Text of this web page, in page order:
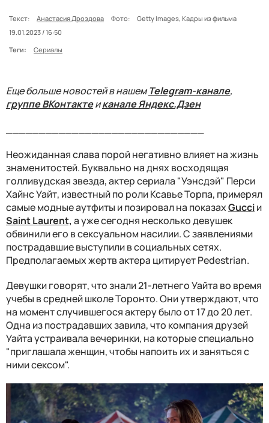
Текст: Анастасия Дроздова Фото:
Getty Images, Кадры из фильма
19.01.2023 / 16:50
Теги:
Сериалы
Еще больше новостей в нашемTelegram-канале,
группе ВКонтактеиканале Яндекс.Дзен
Неожиданная слава порой негативно влияет на жизнь
знаменитостей. Буквально на днях восходящая
голливудская звезда, актер сериала "Уэнсдэй" Перси
Хайнс Уайт, известный по роли Ксавье Торпа, примерял
самые модные аутфиты и позировал на показахGucciи
Saint Laurent, а уже сегодня несколько девушек
обвинили его в сексуальном насилии. С заявлениями
пострадавшие выступили в социальных сетях.
Предполагаемых жертв актера цитирует Pedestrian.
Девушки говорят, что знали 21-летнего Уайта во время
учебы в средней школе Торонто. Они утверждают, что
на момент случившегося актеру было от 17 до 20 лет.
Одна из пострадавших завила, что компания друзей
Уайта устраивала вечеринки, на которые специально
"приглашала женщин, чтобы напоить их и заняться с
ними сексом".